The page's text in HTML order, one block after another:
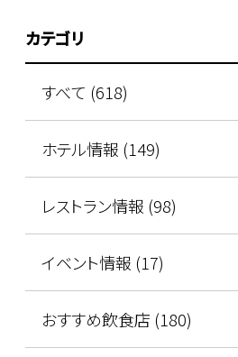
カテゴリ
すべて (618)
ホテル情報 (149)
レストラン情報 (98)
イベント情報 (17)
おすすめ飲食店 (180)